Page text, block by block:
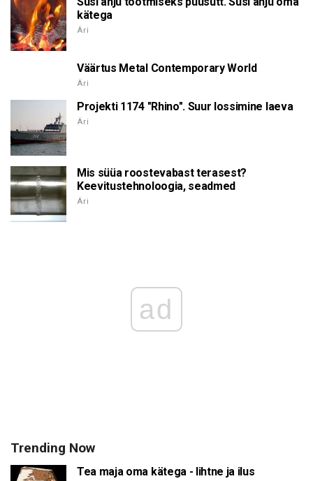
kätega
Äri
Väärtus Metal Contemporary World
Äri
Projekti 1174 "Rhino". Suur lossimine laeva
Äri
Mis süüa roostevabast terasest?
Keevitustehnoloogia, seadmed
Äri
ad
Trending Now
Tea maja oma kätega - lihtne ja ilus